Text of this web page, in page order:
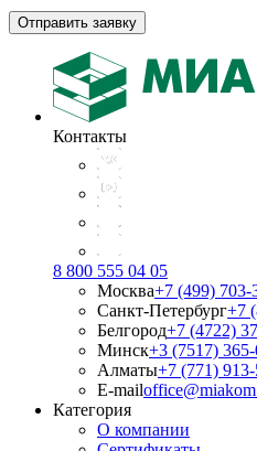
Отправить заявку
Контакты
8 800 555 04 05
Москва+7 (499) 703-
Санкт-Петербург+7
Белгород+7 (4722)
Минск+3 (7517)
Алматы+7 (771)
E-mail
Категория
О компании